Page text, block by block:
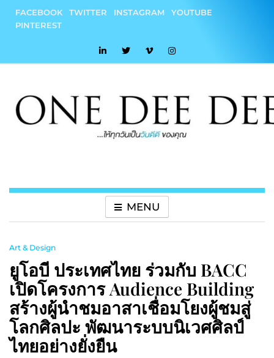
content
FACEBOOK TWITTER INSTAGRAM
YOUTUBE
PINTEREST
MENU
Art & Design
ยูโอบี ประเทศไทย ร่วมกับ BACC
เปิดโครงการ Audience Building
สร้างผู้นำชมอาสาเชื่อมโยงผู้ชมสู่
โลกศิลปะ พัฒนาระบบนิเวศศิลป์
ไทยอย่างยั่งยืน